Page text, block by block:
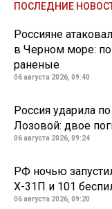
ПОСЛЕДНИЕ
Россияне
в Черном море:
раненые
06 августа 2026, 09:40
Россия ударила
Лозовой: двое
06 августа 2026, 09:24
РФ ночью
Х-31П и 101
06 августа 2026, 09:20